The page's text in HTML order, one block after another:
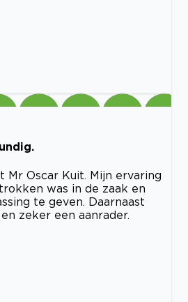
Mr Oscar Kuit. Mijn ervaring
was in de zaak en
te geven. Daarnaast
zeker een aanrader.